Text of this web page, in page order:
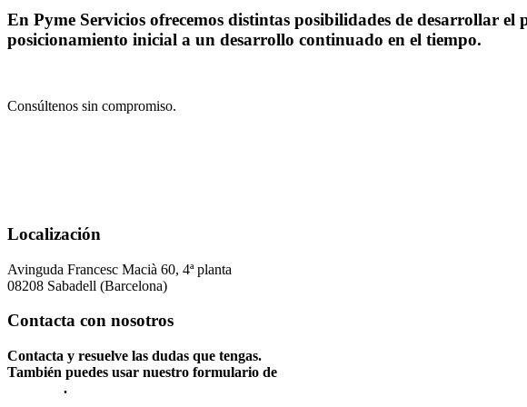
En Pyme Servicios ofrecemos distintas posibilidades de desarrollar el
posicionamiento inicial a un desarrollo continuado en el tiempo.
Consúltenos sin compromiso.
Localización
Avinguda Francesc Macià 60, 4ª planta
08208 Sabadell (Barcelona)
Contacta con nosotros
Contacta y resuelve las dudas que tengas.
También puedes usar nuestro formulario de
.